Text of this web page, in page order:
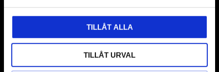
TILLÅT ALLA
TILLÅT URVAL
kunden.